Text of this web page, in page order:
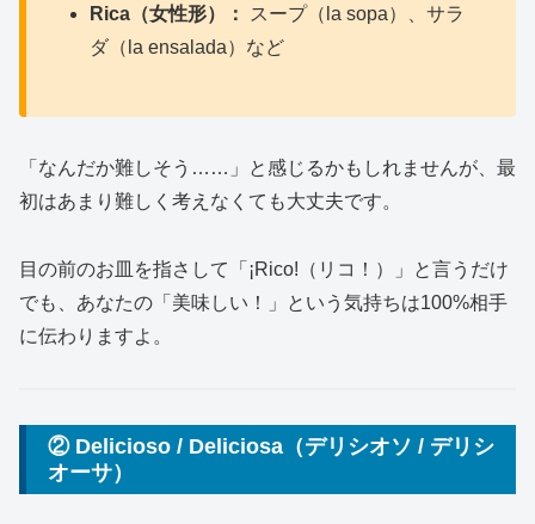
Rica（女性形）：
スープ（la sopa）、サラ
ダ（la ensalada）など
「なんだか難しそう……」と感じるかもしれませんが、最
初はあまり難しく考えなくても大丈夫です。
目の前のお皿を指さして「¡Rico!（リコ！）」と言うだけ
でも、あなたの「美味しい！」という気持ちは100%相手
に伝わりますよ。
② Delicioso / Deliciosa（デリシオソ / デリシ
オーサ）